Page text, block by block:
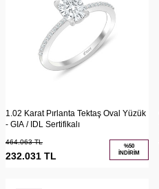
1.02 Karat Pırlanta Tektaş Oval Yüzük
- GIA / IDL Sertifikalı
464.063TL
232.031 TL
%50
İNDIRIM